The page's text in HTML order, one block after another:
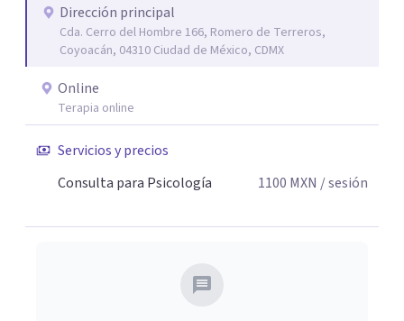
Dirección principal
Cda. Cerro del Hombre 166, Romero de Terreros,
Coyoacán, 04310 Ciudad de México, CDMX
Online
Terapia online
Servicios y precios
Consulta para Psicología
1100 MXN / sesión